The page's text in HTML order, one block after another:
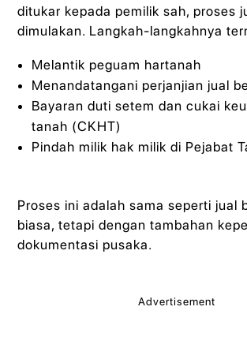
ditukar kepada pemilik sah, proses
dimulakan. Langkah-langkahnya
Melantik peguam hartanah
Menandatangani perjanjian jual
Bayaran duti setem dan cukai
tanah (CKHT)
Pindah milik hak milik di Pejabat
Proses ini adalah sama seperti jual
biasa, tetapi dengan tambahan
dokumentasi pusaka.
Advertisement